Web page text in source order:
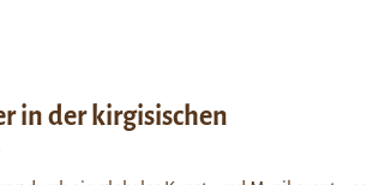
in der kirgisischen